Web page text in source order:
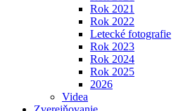
Rok 2021
Rok 2022
Letecké fotografie
Rok 2023
Rok 2024
Rok 2025
2026
Videa